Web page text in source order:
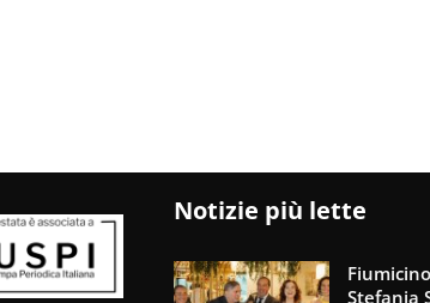
Notizie più lette
Stefania